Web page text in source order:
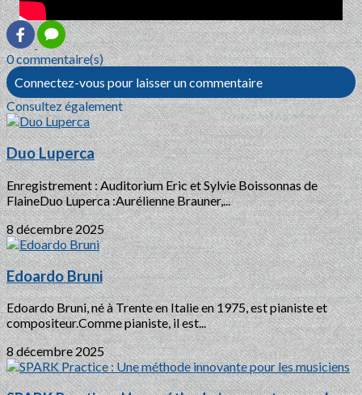
0 commentaire(s)
Connectez-vous pour laisser un commentaire
Consultez également
Duo Luperca
Enregistrement : Auditorium Eric et Sylvie Boissonnas de
FlaineDuo Luperca :Aurélienne Brauner,...
8 décembre 2025
Edoardo Bruni
Edoardo Bruni, né à Trente en Italie en 1975, est pianiste et
compositeur.Comme pianiste, il est...
8 décembre 2025